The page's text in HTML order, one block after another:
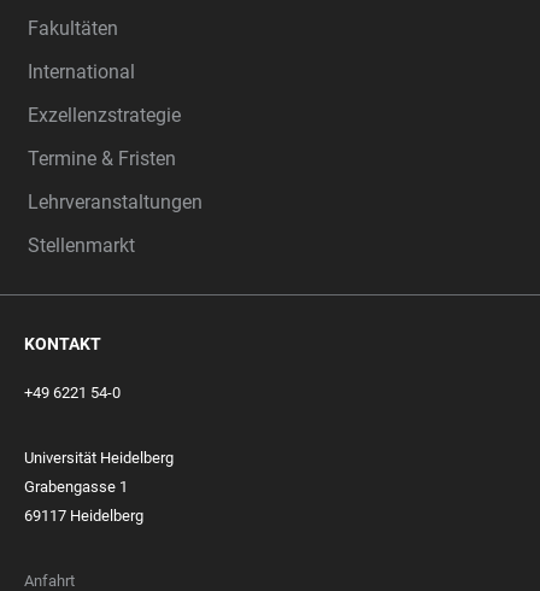
Fakultäten
International
Exzellenzstrategie
Termine & Fristen
Lehrveranstaltungen
Stellenmarkt
KONTAKT
+49 6221 54-0
Universität Heidelberg
Grabengasse 1
69117 Heidelberg
Anfahrt